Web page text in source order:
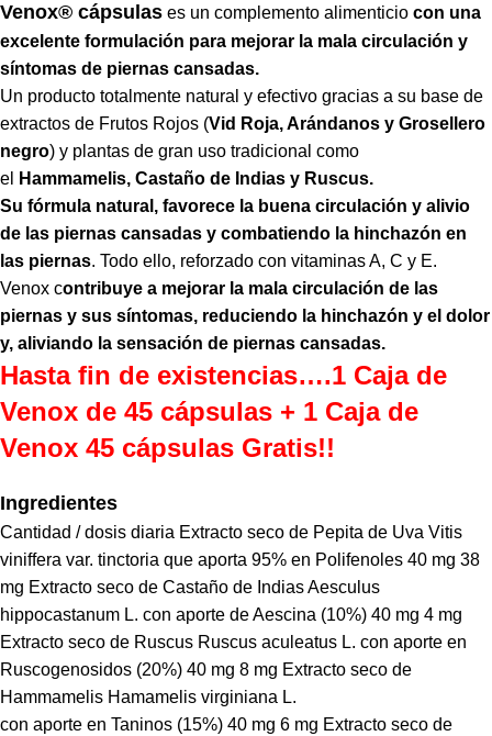
Venox® cápsulas es un complemento alimenticio con una
excelente formulación para mejorar la mala circulación y
síntomas de piernas cansadas.
Un producto totalmente natural y efectivo gracias a su base de
extractos de Frutos Rojos (Vid Roja, Arándanos y Grosellero
negro) y plantas de gran uso tradicional como
el
Hammamelis, Castaño de Indias y Ruscus.
Su fórmula natural, favorece la buena circulación y alivio
de las piernas cansadas y combatiendo la hinchazón en
las piernas. Todo ello, reforzado con vitaminas A, C y E.
Venox contribuye a mejorar la mala circulación de las
piernas y sus síntomas, reduciendo la hinchazón y el dolor
y, aliviando la sensación de piernas cansadas.
Hasta fin de existencias….1 Caja de
Venox de 45 cápsulas + 1 Caja de
Venox 45 cápsulas Gratis!!
Ingredientes
Cantidad / dosis diaria Extracto seco de Pepita de Uva Vitis
viniffera var. tinctoria que aporta 95% en Polifenoles 40 mg 38
mg Extracto seco de Castaño de Indias Aesculus
hippocastanum L. con aporte de Aescina (10%) 40 mg 4 mg
Extracto seco de Ruscus Ruscus aculeatus L. con aporte en
Ruscogenosidos (20%) 40 mg 8 mg Extracto seco de
Hammamelis Hamamelis virginiana L.
con aporte en Taninos (15%) 40 mg 6 mg Extracto seco de